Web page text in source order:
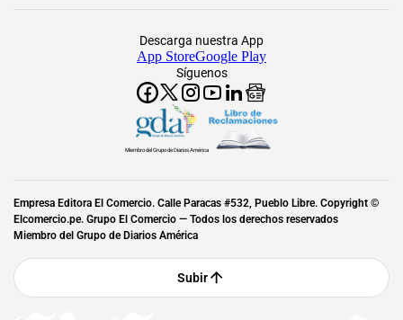
Síguenos
Descarga nuestra App
App StoreGoogle Play
Miembro del Grupo de Diarios América
Empresa Editora El Comercio. Calle Paracas #532, Pueblo Libre. Copyright ©
Elcomercio.pe. Grupo El Comercio — Todos los derechos reservados
Miembro del Grupo de Diarios América
Subir